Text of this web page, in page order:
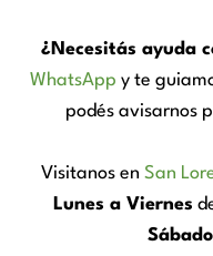
¿Necesitás ayuda
WhatsApp y te
podés avisarnos
Visitanos en San
Lunes a Viernes